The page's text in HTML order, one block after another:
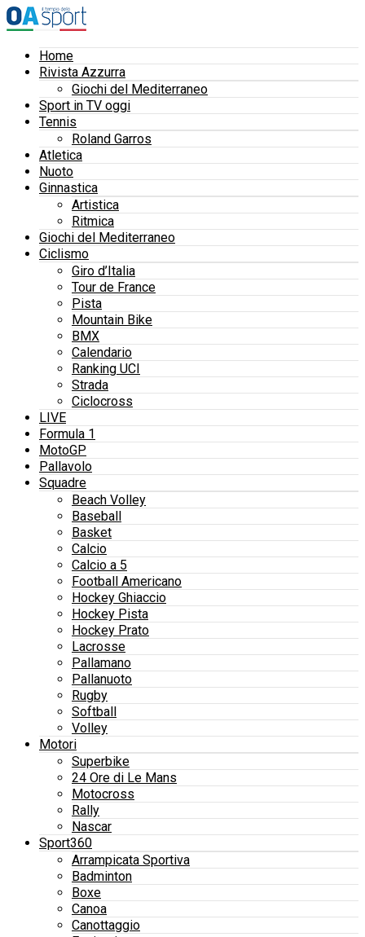
Home
Rivista Azzurra
Giochi del Mediterraneo
Sport in TV oggi
Tennis
Roland Garros
Atletica
Nuoto
Ginnastica
Artistica
Ritmica
Giochi del Mediterraneo
Ciclismo
Giro d’Italia
Tour de France
Pista
Mountain Bike
BMX
Calendario
Ranking UCI
Strada
Ciclocross
LIVE
Formula 1
MotoGP
Pallavolo
Squadre
Beach Volley
Baseball
Basket
Calcio
Calcio a 5
Football Americano
Hockey Ghiaccio
Hockey Pista
Hockey Prato
Lacrosse
Pallamano
Pallanuoto
Rugby
Softball
Volley
Motori
Superbike
24 Ore di Le Mans
Motocross
Rally
Nascar
Sport360
Arrampicata Sportiva
Badminton
Boxe
Canoa
Canottaggio